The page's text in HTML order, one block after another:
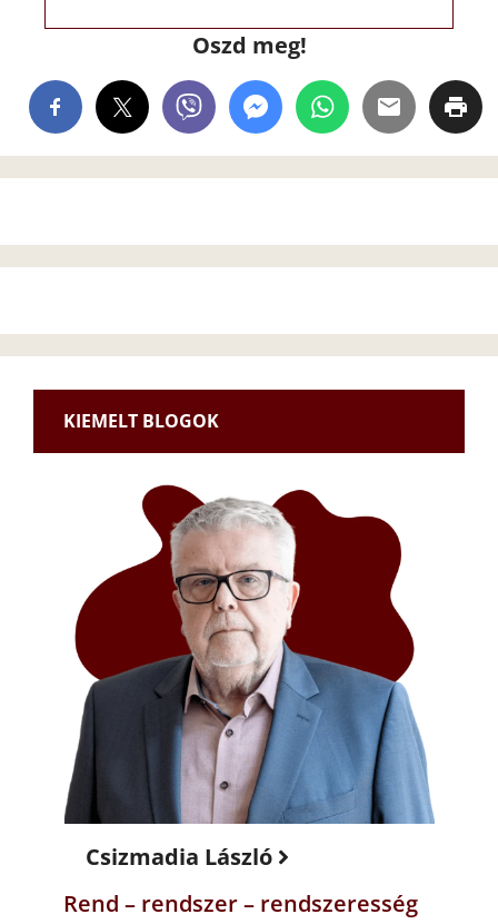
Oszd meg!
KIEMELT BLOGOK
Csizmadia László
Rend – rendszer – rendszeresség